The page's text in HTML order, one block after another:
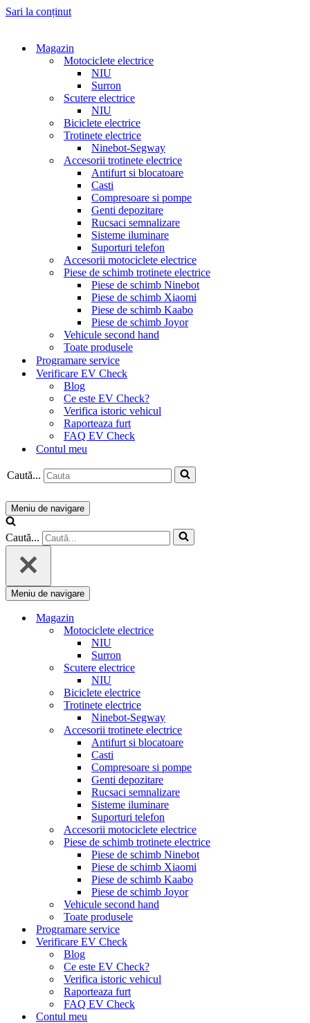
Sari la conținut
Magazin
Motociclete electrice
NIU
Surron
Scutere electrice
NIU
Biciclete electrice
Trotinete electrice
Ninebot-Segway
Accesorii trotinete electrice
Antifurt si blocatoare
Casti
Compresoare si pompe
Genti depozitare
Rucsaci semnalizare
Sisteme iluminare
Suporturi telefon
Accesorii motociclete electrice
Piese de schimb trotinete electrice
Piese de schimb Ninebot
Piese de schimb Xiaomi
Piese de schimb Kaabo
Piese de schimb Joyor
Vehicule second hand
Toate produsele
Programare service
Verificare EV Check
Blog
Ce este EV Check?
Verifica istoric vehicul
Raporteaza furt
FAQ EV Check
Contul meu
Caută...
Meniu de navigare
Caută...
Meniu de navigare
Magazin
Motociclete electrice
NIU
Surron
Scutere electrice
NIU
Biciclete electrice
Trotinete electrice
Ninebot-Segway
Accesorii trotinete electrice
Antifurt si blocatoare
Casti
Compresoare si pompe
Genti depozitare
Rucsaci semnalizare
Sisteme iluminare
Suporturi telefon
Accesorii motociclete electrice
Piese de schimb trotinete electrice
Piese de schimb Ninebot
Piese de schimb Xiaomi
Piese de schimb Kaabo
Piese de schimb Joyor
Vehicule second hand
Toate produsele
Programare service
Verificare EV Check
Blog
Ce este EV Check?
Verifica istoric vehicul
Raporteaza furt
FAQ EV Check
Contul meu